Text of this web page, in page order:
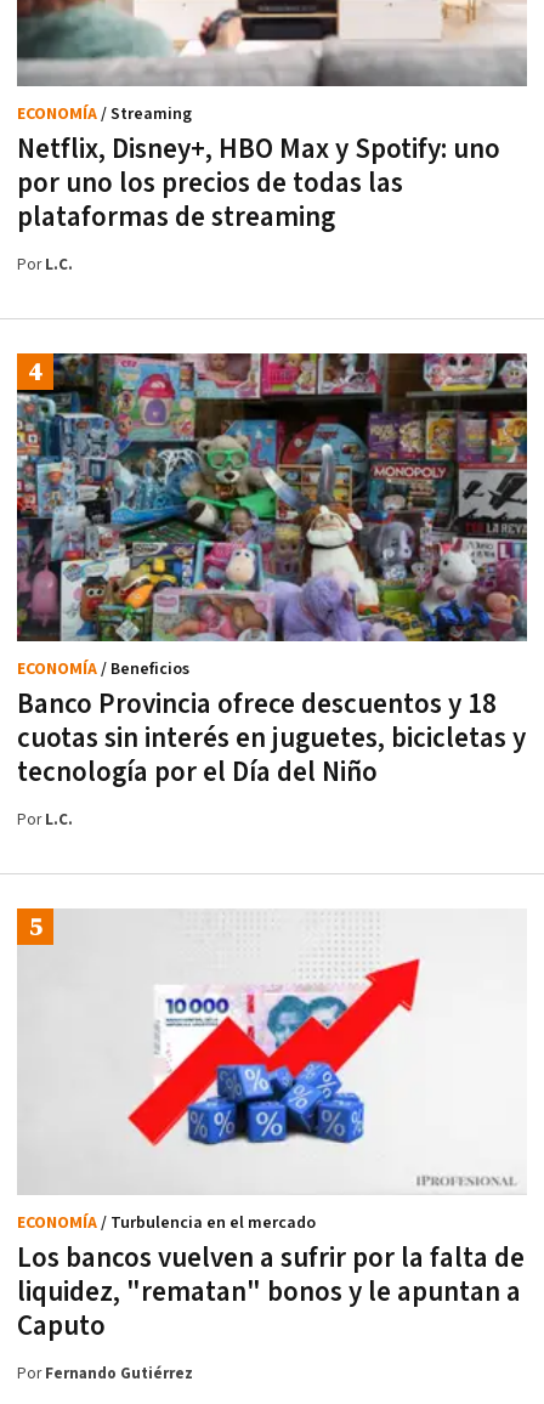
Netflix, Disney+, HBO Max y Spotify: uno
por uno los precios de todas las
plataformas de streaming
ECONOMÍA/ Streaming
PorL.C.
Banco Provincia ofrece descuentos y 18
cuotas sin interés en juguetes, bicicletas y
tecnología por el Día del Niño
ECONOMÍA/ Beneficios
PorL.C.
Los bancos vuelven a sufrir por la falta de
liquidez, "rematan" bonos y le apuntan a
Caputo
ECONOMÍA/ Turbulencia en el mercado
PorFernando Gutiérrez